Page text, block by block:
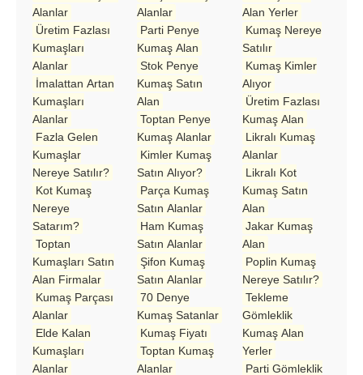
Alanlar
Üretim Fazlası
Kumaşları
Alanlar
İmalattan Artan
Kumaşları
Alanlar
Fazla Gelen
Kumaşlar
Nereye Satılır?
Kot Kumaş
Nereye
Satarım?
Toptan
Kumaşları Satın
Alan Firmalar
Kumaş Parçası
Alanlar
Elde Kalan
Kumaşları
Alanlar
Alanlar
Parti Penye
Kumaş Alan
Stok Penye
Kumaş Satın
Alan
Toptan Penye
Kumaş Alanlar
Kimler Kumaş
Satın Alıyor?
Parça Kumaş
Satın Alanlar
Ham Kumaş
Satın Alanlar
Şifon Kumaş
Satın Alanlar
70 Denye
Kumaş Satanlar
Kumaş Fiyatı
Toptan Kumaş
Alanlar
Alan Yerler
Kumaş Nereye
Satılır
Kumaş Kimler
Alıyor
Üretim Fazlası
Kumaş Alan
Likralı Kumaş
Alanlar
Likralı Kot
Kumaş Satın
Alan
Jakar Kumaş
Alan
Poplin Kumaş
Nereye Satılır?
Tekleme
Gömleklik
Kumaş Alan
Yerler
Parti Gömleklik